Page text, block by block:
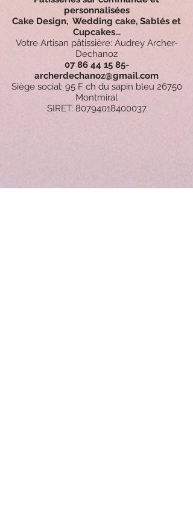
personnalisées
Cake Design, Wedding cake, Sablés et
Cupcakes...
Votre Artisan pâtissière: Audrey Archer-
Dechanoz
07 86 44 15 85-
archerdechanoz@gmail.com
Siège social: 95 F ch du sapin bleu 26750
Montmiral
SIRET: 80794018400037